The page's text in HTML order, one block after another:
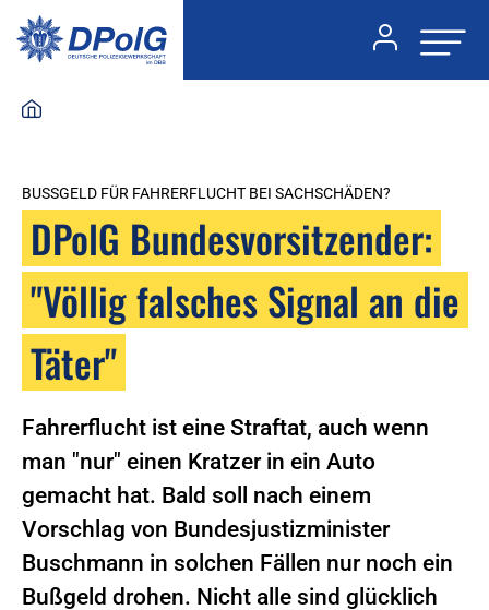
BUSSGELD FÜR FAHRERFLUCHT BEI SACHSCHÄDEN?
DPolG Bundesvorsitzender:
"Völlig falsches Signal an die
Täter"
Fahrerflucht ist eine Straftat, auch wenn
man "nur" einen Kratzer in ein Auto
gemacht hat. Bald soll nach einem
Vorschlag von Bundesjustizminister
Buschmann in solchen Fällen nur noch ein
Bußgeld drohen. Nicht alle sind glücklich